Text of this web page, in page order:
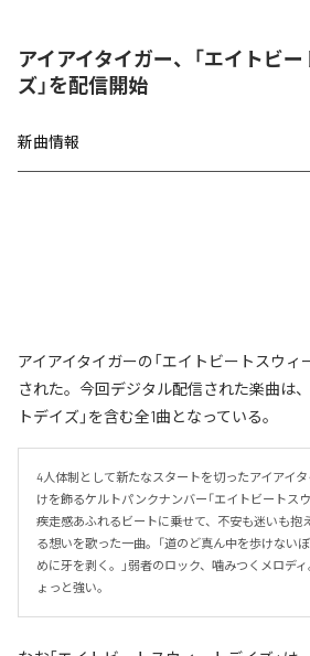
アイアイタイガー、「エイトビ
ズ」を配信開始
新曲情報
アイアイタイガーの「エイトビートスウィ
された。今回デジタル配信された楽曲は
トデイズ」を含む全1曲となっている。
4人体制として新たなスタートを切ったアイアイ
けを飾るケルトパンクナンバー「エイトビートスウ
疾走感あふれるビートに乗せて、不安も迷いも抱
る想いを歌った一曲。「道のど真ん中を歩けない
めに牙を剥く。」弱者のロック、噛みつくメロデ
ょっと強い。